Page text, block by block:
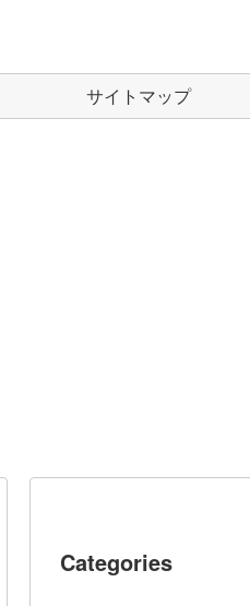
サイトマップ
Categories